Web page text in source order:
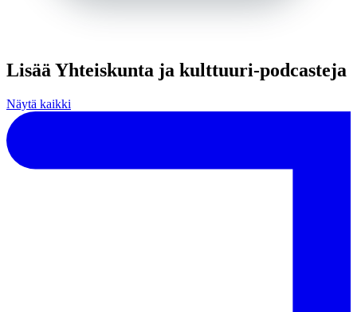
Lisää Yhteiskunta ja kulttuuri-podcasteja
Näytä kaikki